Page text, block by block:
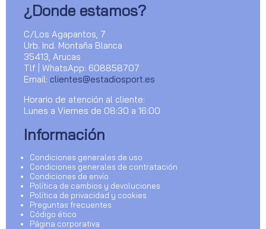
¿Donde estamos?
C/Los Agapantos, 7
Urb. Ind. Montaña Blanca
35413, Arucas
Tlf | WhatsApp: 608858707
Email: clientes@estadiosport.es
Horario de atención al cliente:
Lunes a Viernes de 08:30 a 16:00
Información
Condiciones generales de uso
Condiciones generales de contratación
Condiciones de envío
Política de cambios y devoluciones
Política de privacidad y cookies
Preguntas frecuentes
Código ético
Página corporativa